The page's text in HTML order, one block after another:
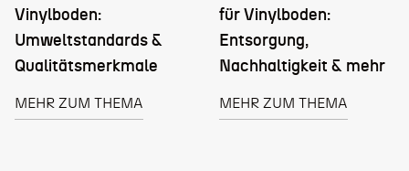
Vinylboden:
Umweltstandards &
Qualitätsmerkmale
MEHR ZUM THEMA
für Vinylboden:
Entsorgung,
Nachhaltigkeit & mehr
MEHR ZUM THEMA